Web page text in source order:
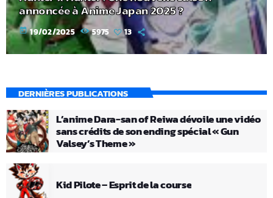
annoncée à Anime Japan 2025 ?
today 19/02/2025 5975 13
DERNIÈRES PUBLICATIONS
L’anime Dara-san of Reiwa dévoile une vidéo
sans crédits de son ending spécial « Gun
Valsey’s Theme »
Kid Pilote – Esprit de la course